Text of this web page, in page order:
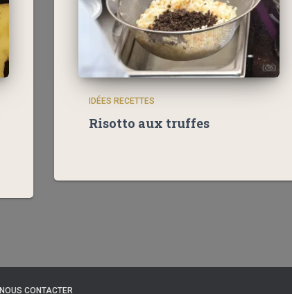
IDÉES RECETTES
Risotto aux truffes
NOUS CONTACTER